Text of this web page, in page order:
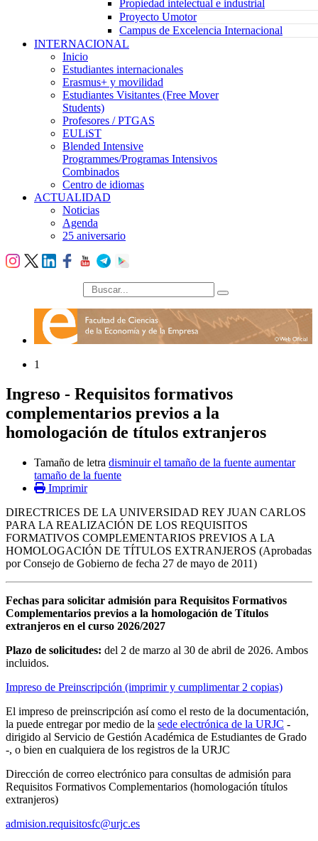
Propiedad intelectual e industrial
Proyecto Umotor
Campus de Excelencia Internacional
INTERNACIONAL
Inicio
Estudiantes internacionales
Erasmus+ y movilidad
Estudiantes Visitantes (Free Mover
Students)
Profesores / PTGAS
EULiST
Blended Intensive
Programmes/Programas Intensivos
Combinados
Centro de idiomas
ACTUALIDAD
Noticias
Agenda
25 aniversario
búsqueda
1
Ingreso - Requisitos formativos
complementarios previos a la
homologación de títulos extranjeros
Tamaño de letra disminuir el tamaño de la fuente aumentar
tamaño de la fuente
Imprimir
DIRECTRICES DE LA UNIVERSIDAD REY JUAN CARLOS
PARA LA REALIZACIÓN DE LOS REQUISITOS
FORMATIVOS COMPLEMENTARIOS PREVIOS A LA
HOMOLOGACIÓN DE TÍTULOS EXTRANJEROS (Aprobadas
por Consejo de Gobierno de fecha 27 de mayo de 2011)
Fechas para solicitar admisión para Requisitos Formativos
Complementarios previos a la homologación de Títulos
extranjeros en el curso 2026/2027
Plazo de solicitudes: del 2 de marzo al 30 de abril de 2026. Ambos
incluidos.
Impreso de Preinscripción (imprimir y cumplimentar 2 copias)
El impreso de preinscripción así como el resto de la documentación,
la puede entregar por medio de la sede electrónica de la URJC -
dirigido al Servicio de Gestión Académica de Estudiantes de Grado
-, o bien en cualquiera de los registros de la URJC
Dirección de correo electrónico para consultas de admisión para
Requisitos Formativos Complementarios (homologación títulos
extranjeros)
admision.requisitosfc@urjc.es